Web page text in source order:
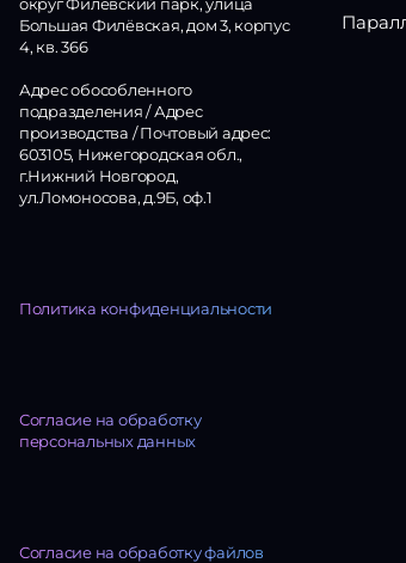
Большая Филёвская, дом 3, корпус
4, кв. 366
Адрес обособленного
подразделения / Адрес
производства / Почтовый адрес:
603105, Нижегородская обл.,
г.Нижний Новгород,
ул.Ломоносова, д.9Б, оф.1
Политика конфиденциальности
Согласие на обработку
персональных данных
Согласие на обработку файлов